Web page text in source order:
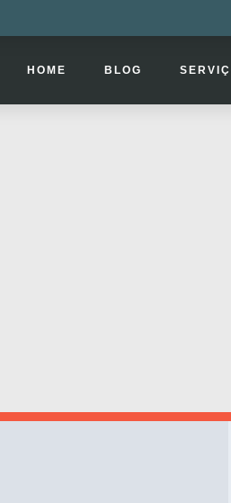
HOME BLOG